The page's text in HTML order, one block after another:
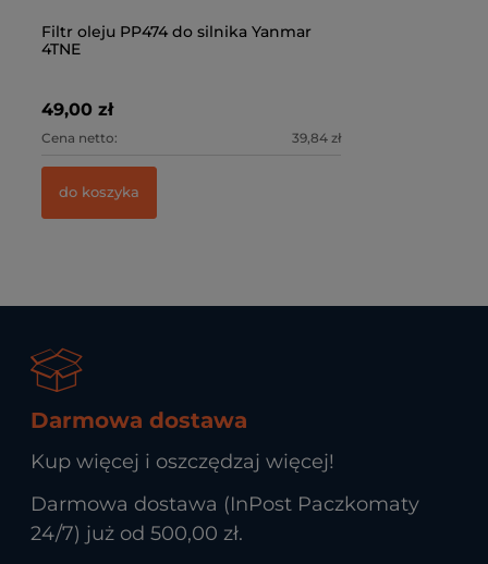
Filtr oleju PP474 do silnika Yanmar
4TNE
49,00 zł
Cena netto: 39,84 zł
do koszyka
Darmowa dostawa
Kup więcej i oszczędzaj więcej!
Darmowa dostawa (InPost Paczkomaty
24/7) już od 500,00 zł.